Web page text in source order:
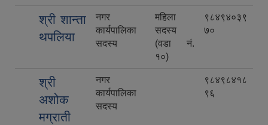
श्री शान्ता
थपलिया
नगर
कार्यपालिका
सदस्य
महिला
सदस्य
(वडा नं.
१०)
९८४९४०३९
७०
श्री
अशोक
मग्राती
नगर
कार्यपालिका
सदस्य
९८४९८४१८
९६